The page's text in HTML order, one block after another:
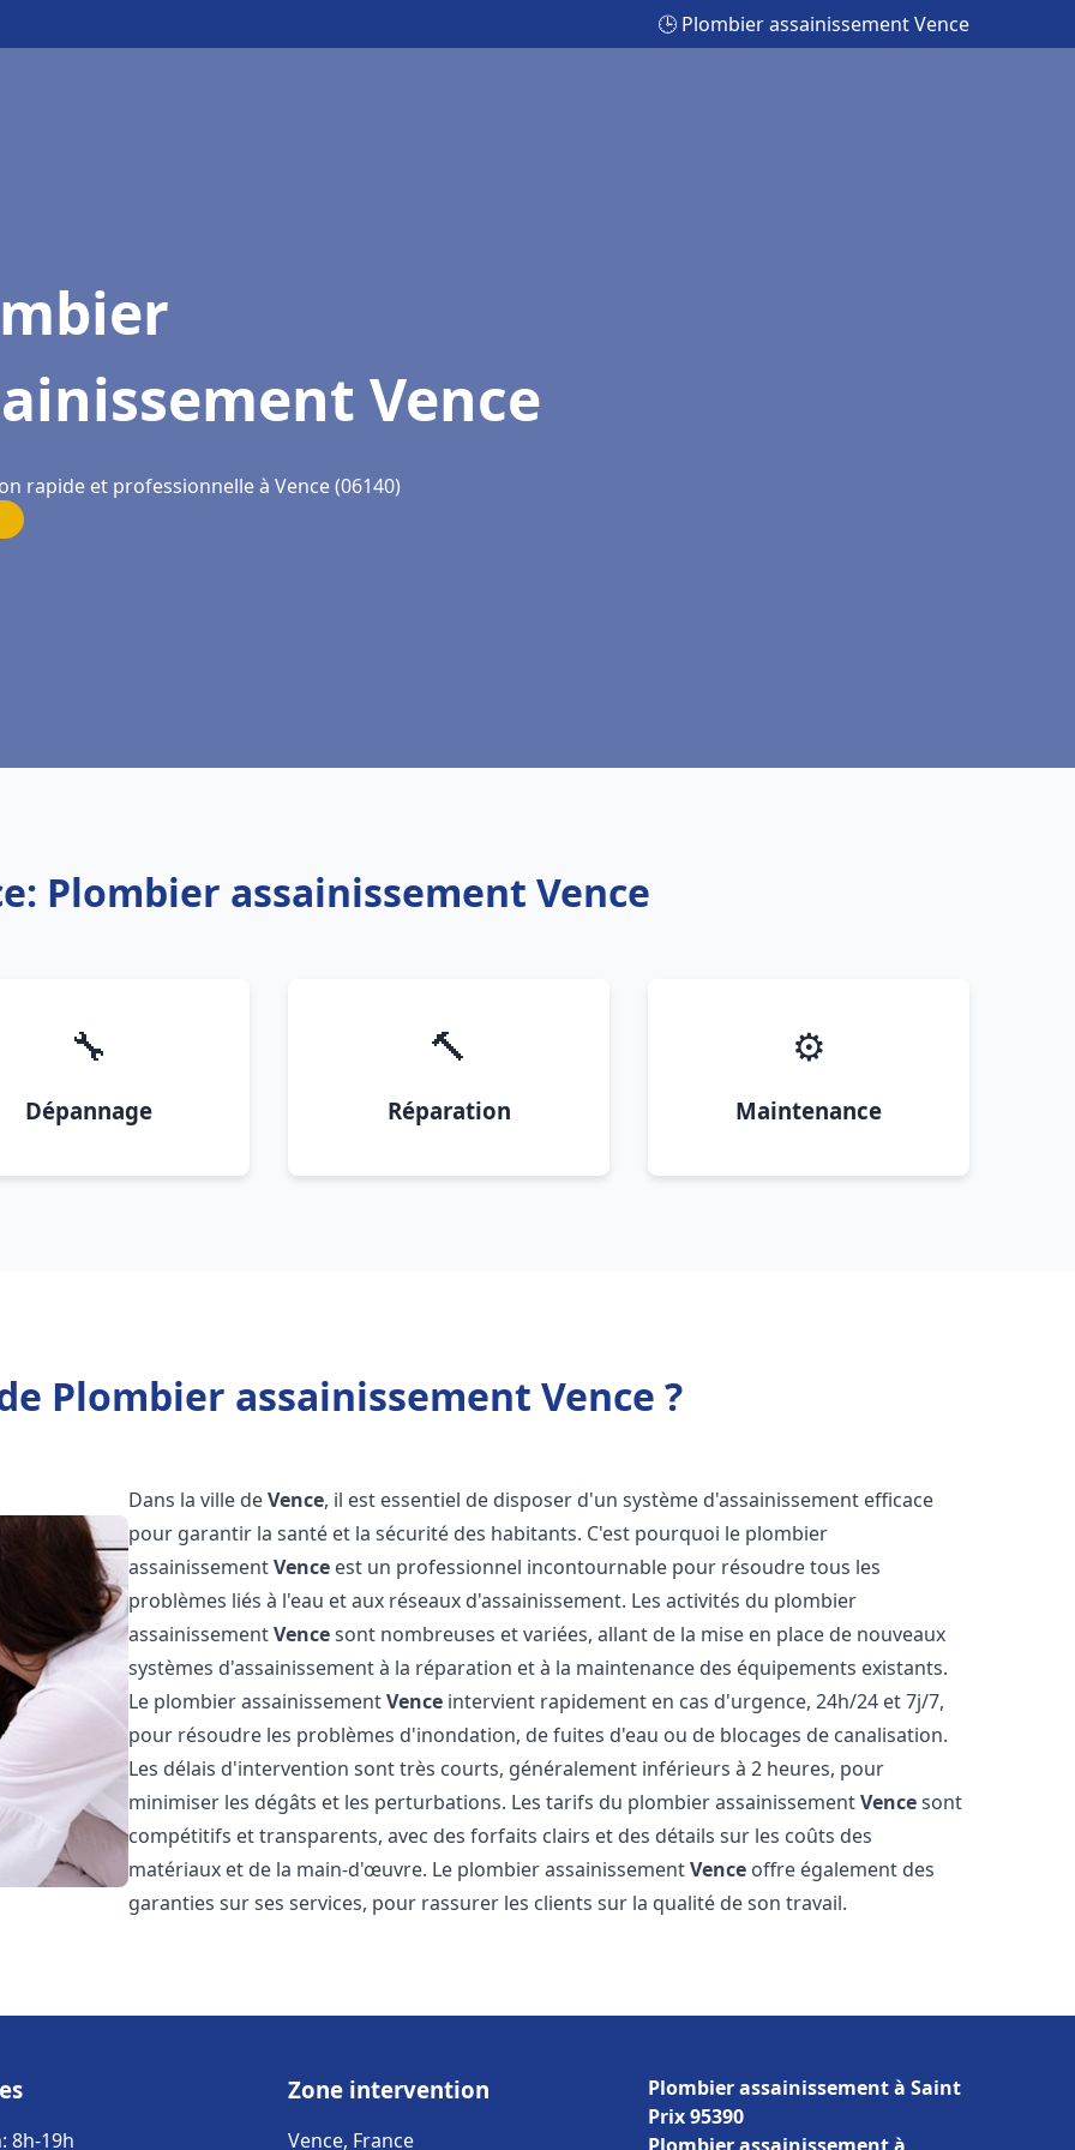
🕒 Plombier assainissement Vence
Vence
rapide et professionnelle à Vence (06140)
Plombier assainissement Vence
🔧
Dépannage
🔨
Réparation
⚙️
Maintenance
Plombier assainissement Vence ?
Dans la ville deVence, il est essentiel de disposer d'un système d'assainissement efficace
pour garantir la santé et la sécurité des habitants. C'est pourquoi le plombier
assainissementVence est un professionnel incontournable pour résoudre tous les
problèmes liés à l'eau et aux réseaux d'assainissement. Les activités du plombier
assainissementVencesont nombreuses et variées, allant de la mise en place de nouveaux
systèmes d'assainissement à la réparation et à la maintenance des équipements existants.
Le plombier assainissementVence intervient rapidement en cas d'urgence, 24h/24 et 7j/7,
pour résoudre les problèmes d'inondation, de fuites d'eau ou de blocages de canalisation.
Les délais d'intervention sont très courts, généralement inférieurs à 2 heures, pour
minimiser les dégâts et les perturbations. Les tarifs du plombier assainissementVencesont
compétitifs et transparents, avec des forfaits clairs et des détails sur les coûts des
matériaux et de la main-d'œuvre. Le plombier assainissementVence offre également des
garanties sur ses services, pour rassurer les clients sur la qualité de son travail.
8h-19h
Zone intervention
Vence, France
Plombier assainissement à Saint
Prix 95390